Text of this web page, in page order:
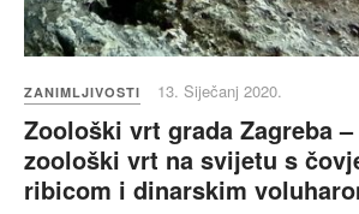
ZANIMLJIVOSTI 13. Siječanj 2020.
Zoološki vrt grada Zagreba
zoološki vrt na svijetu s
ribicom i dinarskim